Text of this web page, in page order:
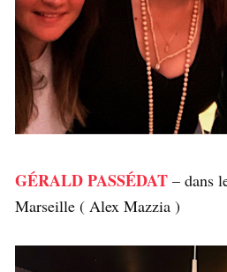
GÉRALD PASSÉDAT – dans
Marseille ( Alex Mazzia )